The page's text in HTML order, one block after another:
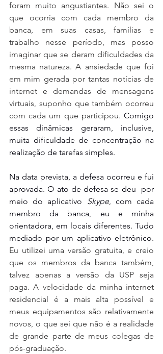
foram muito angustiantes. Não sei o
que ocorria com cada membro da
banca, em suas casas, famílias e
trabalho nesse período, mas posso
imaginar que se deram dificuldades da
mesma natureza. A ansiedade que foi
em mim gerada por tantas notícias de
internet e demandas de mensagens
virtuais, suponho que também ocorreu
com cada um que participou. Comigo
essas dinâmicas geraram, inclusive,
muita dificuldade de concentração na
realização de tarefas simples.
Na data prevista, a defesa ocorreu e fui
aprovada. O ato de defesa se deu  por
meio do aplicativo Skype, com cada
membro da banca, eu e minha
orientadora, em locais diferentes. Tudo
Eu utilizei uma versão gratuita, e creio
que os membros da banca também,
talvez apenas a versão da USP seja
paga. A velocidade da minha internet
residencial é a mais alta possível e
meus equipamentos são relativamente
novos, o que sei que não é a realidade
de grande parte de meus colegas de
pós-graduação.